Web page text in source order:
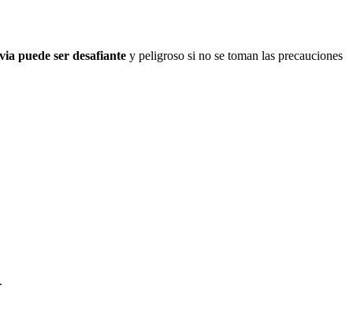
puede ser desafiante y peligroso si no se toman las precauciones